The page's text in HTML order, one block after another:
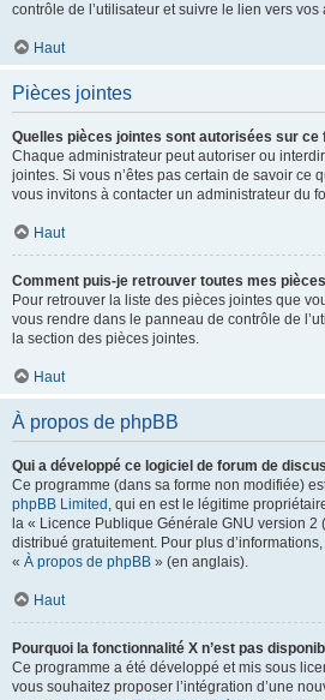
contrôle de l’utilisateur et suivre le lien vers vos
Haut
Pièces jointes
Quelles pièces jointes sont autorisées sur ce
Chaque administrateur peut autoriser ou
jointes. Si vous n’êtes pas certain de savoir ce
vous invitons à contacter un administrateur du
Haut
Comment puis-je retrouver toutes mes
Pour retrouver la liste des pièces jointes que
vous rendre dans le panneau de contrôle de
la section des pièces jointes.
Haut
À propos de phpBB
Qui a développé ce logiciel de forum de
Ce programme (dans sa forme non modifiée)
phpBB Limited , qui en est le légitime
la « Licence Publique Générale GNU version 2
distribué gratuitement. Pour plus
« À propos de phpBB » (en anglais).
Haut
Pourquoi la fonctionnalité X n’est pas
Ce programme a été développé et mis sous
vous souhaitez proposer l’intégration d’une